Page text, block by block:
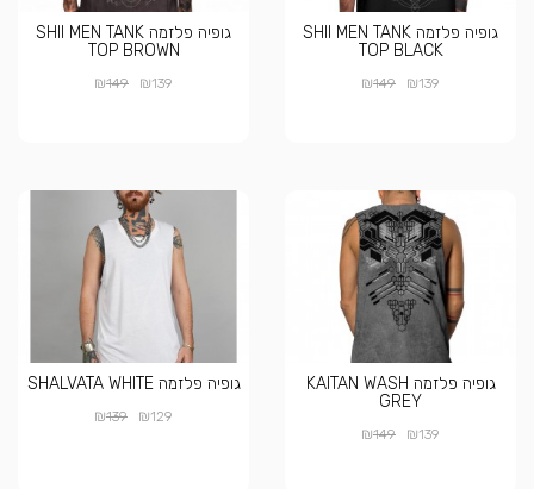
גופיה פלזמה SHII MEN TANK
TOP BLACK
₪139
₪149
גופיה פלזמה SHII MEN TANK
TOP BROWN
₪139
₪149
גופיה פלזמה KAITAN WASH
GREY
₪139
₪149
גופיה פלזמה SHALVATA WHITE
₪129
₪139